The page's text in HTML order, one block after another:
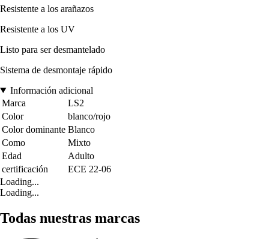
Resistente a los arañazos
Resistente a los UV
Listo para ser desmantelado
Sistema de desmontaje rápido
Información adicional
Marca
LS2
Color
blanco/rojo
Color dominante Blanco
Como
Mixto
Edad
Adulto
certificación
ECE 22-06
Loading...
Loading...
Todas nuestras marcas